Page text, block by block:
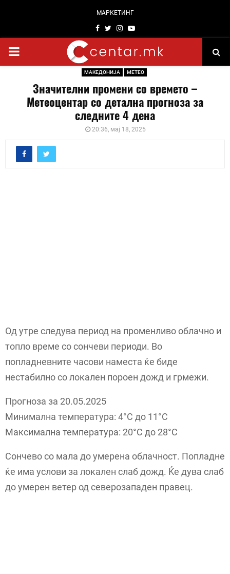
МАРКЕТИНГ
Facebook
TwitterInstagram
Youtube
PRIMARY
МАКЕДОНИЈА МЕТЕО
Значителни промени со времето –
Метеоцентар со детална прогноза за
следните 4 дена
20:36, мај 18, 2025
Од утре следува период на променливо облачно и
топло време со сончеви периоди. Во
попладневните часови наместа ќе биде
нестабилно со локален пороен дожд и грмежи.
Прогноза за 20.05.2025
Минимална температура: 4°C до 11°C
Максимална температура: 20°C до 28°C
Сончево со мала до умерена облачност. Попладне
ќе има услови за локален слаб дожд. Ќе дува слаб
до умерен ветер од северозападен правец.